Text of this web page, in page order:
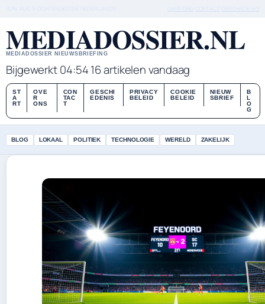
MEDIADOSSIER.NL
MEDIADOSSIER NIEUWSBRIEFING
Bijgewerkt 04:5416 artikelen vandaag
ST
A
RT
OVE
R
ONS
CON
TAC
T
GESCHI
EDENIS
PRIVACY
BELEID
COOKIE
BELEID
NIEUW
SBRIEF
B
L
O
G
BLOG LOKAAL POLITIEK TECHNOLOGIE WERELD ZAKELIJK